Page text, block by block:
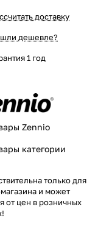
доставку
дешевле?
1 год
Zennio
категории
только для
и может
от цен в розничных